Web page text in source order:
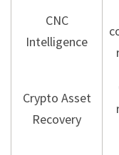
CNC
Intelligence
Crypto Asset
Recovery